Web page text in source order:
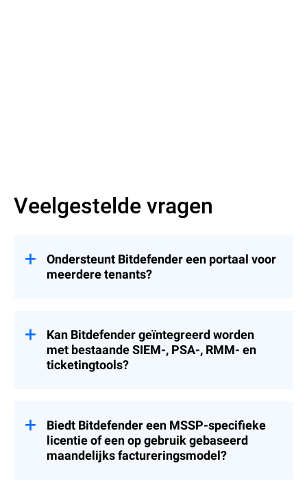
Veelgestelde vragen
Ondersteunt Bitdefender een portaal voor
meerdere tenants?
om bovenliggende en onderliggende
infrastructuren te creëren, waardoor het
gemakkelijker wordt om meerdere
klantomgevingen te beheren. Bovendien
Kan Bitdefender geïntegreerd worden
met bestaande SIEM-, PSA-, RMM- en
ticketingtools?
PSA-, RMM- en ticketingtools via robuuste
API's, waardoor het ideaal is voor MSSP-
omgevingen.
Biedt Bitdefender een MSSP-specifieke
licentie of een op gebruik gebaseerd
maandelijks factureringsmodel?